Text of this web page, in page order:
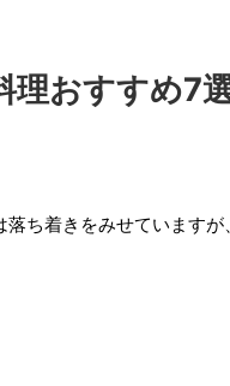
理おすすめ7
ち着きをみせています